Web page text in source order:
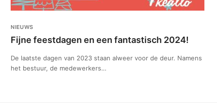
NIEUWS
Fijne feestdagen en een fantastisch 2024!
De laatste dagen van 2023 staan alweer voor de deur. Namens
het bestuur, de medewerkers…